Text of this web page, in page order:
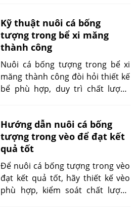
giúp tiết kiệm chi phí mà còn tạo
ra môi trường phát triển tự nhiên
cho cá. Tuy nhiên, để đạt hiệu
quả cao trong mô hình này, cần
áp dụng các kỹ thuật nuôi trồng
hợp lý và khoa học.
Kỹ thuật nuôi cá bống
tượng trong bể xi măng
thành công
Nuôi cá bống tượng trong bể xi
măng thành công đòi hỏi thiết kế
bể phù hợp, duy trì chất lượng
khỏe cá, quản lý hệ thống lọc,
thay nước định kỳ là các yếu tố
quan trọng để đạt hiệu quả cao.
Hướng dẫn nuôi cá bống
tượng trong vèo để đạt kết
quả tốt
Để nuôi cá bống tượng trong vèo
đạt kết quả tốt, hãy thiết kế vèo
phù hợp, kiểm soát chất lượng